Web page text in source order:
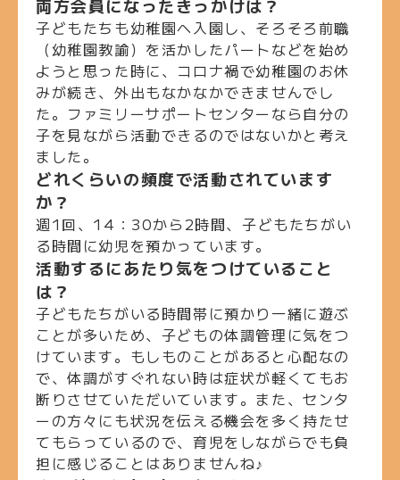
両方会員になったきっかけは？
子どもたちも幼稚園へ入園し、そろそろ前職
（幼稚園教諭）を活かしたパートなどを始め
ようと思った時に、コロナ禍で幼稚園のお休
みが続き、外出もなかなかできませんでし
た。ファミリーサポートセンターなら自分の
子を見ながら活動できるのではないかと考え
ました。
どれくらいの頻度で活動されています
か？
週1回、14：30から2時間、子どもたちがい
る時間に幼児を預かっています。
活動するにあたり気をつけていること
は？
子どもたちがいる時間帯に預かり一緒に遊ぶ
ことが多いため、子どもの体調管理に気をつ
けています。もしものことがあると心配なの
で、体調がすぐれない時は症状が軽くてもお
断りさせていただいています。また、センタ
ーの方々にも状況を伝える機会を多く持たせ
てもらっているので、育児をしながらでも負
担に感じることはありませんね♪